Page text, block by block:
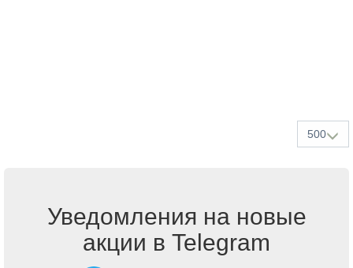
500
Уведомления на новые
акции в Telegram